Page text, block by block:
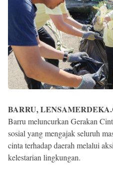
BARRU,
Barru meluncurkan Gerakan
sosial yang mengajak seluruh
cinta terhadap daerah melalui
kelestarian lingkungan.